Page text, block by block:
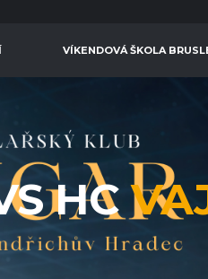
VÍKENDOVÁ ŠKOLA
HC